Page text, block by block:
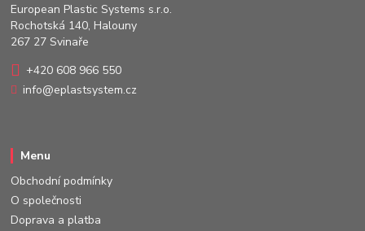
European Plastic Systems s.r.o.
Rochotská 140, Halouny
267 27 Svinaře
+420 608 966 550
info@eplastsystem.cz
Menu
Obchodní podmínky
O společnosti
Doprava a platba